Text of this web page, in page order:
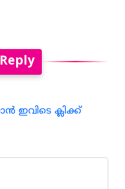
ഇവിടെ ക്ലിക്ക്